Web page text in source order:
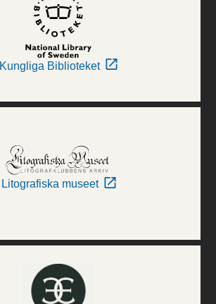
Kungliga Biblioteket
Litografiska museet